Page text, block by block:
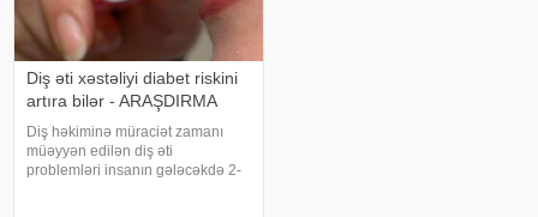
Diş əti xəstəliyi diabet riskini
artıra bilər - ARAŞDIRMA
Diş həkiminə müraciət zamanı
müəyyən edilən diş əti
problemləri insanın gələcəkdə 2-